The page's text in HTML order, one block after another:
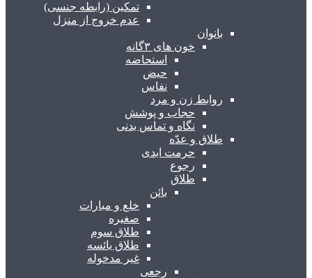
تمکین (رابطه جنسی)
عدم خروج از منزل
بانوان
خون های ۳گانه
استحاضه
حیض
نفاس
روابط زن و مرد
حجاب و پوشش
نگاه و تماس بدنی
طلاق و عدّه
حرمت ابدی
رجوع
طلاق
بائن
خلع و مبارات
صغیره
طلاق سوم
طلاق یائسه
غیر مدخوله
رجعی